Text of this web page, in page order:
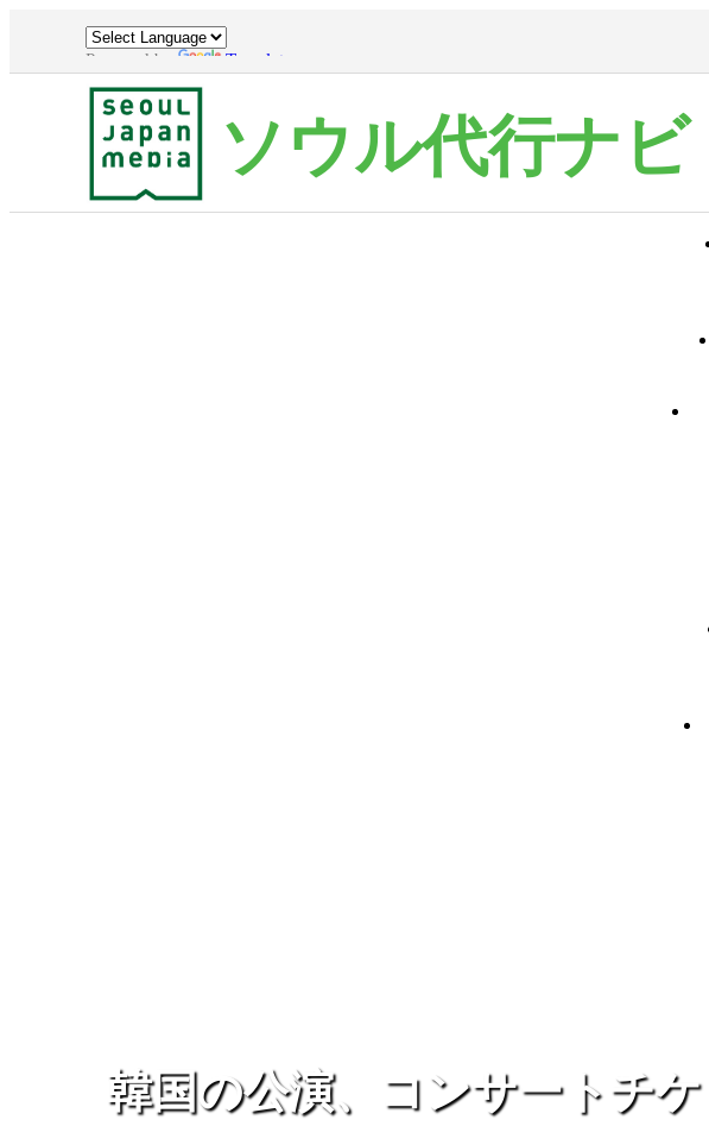
Powered by Translate
ソウル代行ナビ
韓国の公演、コンサートチ